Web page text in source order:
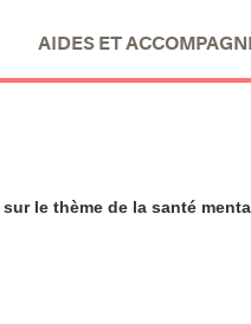
AIDES ET
le thème de la santé